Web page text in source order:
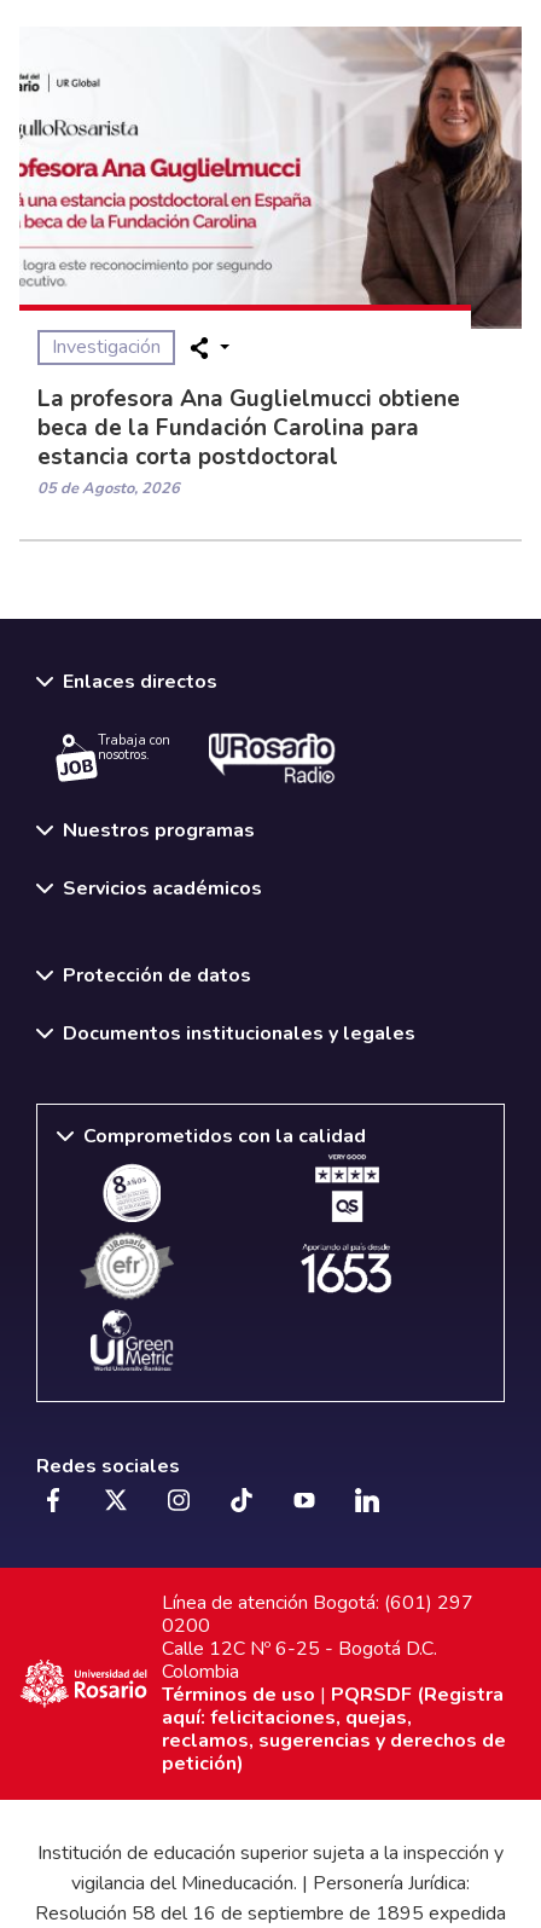
Investigación
La profesora Ana Guglielmucci obtiene
beca de la Fundación Carolina para
estancia corta postdoctoral
05 de Agosto, 2026
Enlaces directos
Trabaja con
nosotros.
Nuestros programas
Servicios académicos
Protección de datos
Documentos institucionales y legales
Comprometidos con la calidad
Redes sociales
Línea de atención Bogotá: (601) 297
0200
Calle 12C Nº 6-25 - Bogotá D.C.
Colombia
Términos de uso | PQRSDF (Registra
aquí: felicitaciones, quejas,
reclamos, sugerencias y derechos de
petición)
Institución de educación superior sujeta a la inspección y
vigilancia del Mineducación. | Personería Jurídica:
Resolución 58 del 16 de septiembre de 1895 expedida